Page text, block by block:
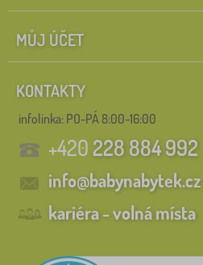
MŮJ ÚČET
KONTAKTY
infolinka: PO-PÁ 8:00-16:00
+420228 884 992
info@babynabytek.cz
kariéra - volná místa